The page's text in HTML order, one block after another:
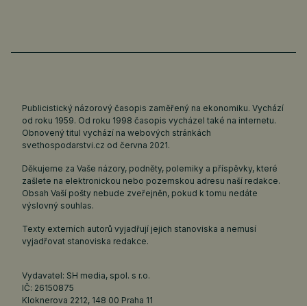
Publicistický názorový časopis zaměřený na ekonomiku. Vychází
od roku 1959. Od roku 1998 časopis vycházel také na internetu.
Obnovený titul vychází na webových stránkách
svethospodarstvi.cz od června 2021.
Děkujeme za Vaše názory, podněty, polemiky a příspěvky, které
zašlete na elektronickou nebo pozemskou adresu naší redakce.
Obsah Vaší pošty nebude zveřejněn, pokud k tomu nedáte
výslovný souhlas.
Texty externích autorů vyjadřují jejich stanoviska a nemusí
vyjadřovat stanoviska redakce.
Vydavatel: SH media, spol. s r.o.
IČ: 26150875
Kloknerova 2212, 148 00 Praha 11